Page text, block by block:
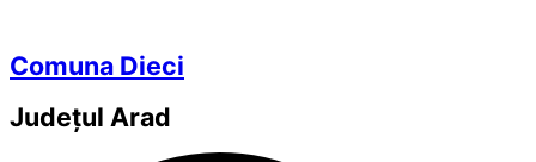
Comuna Dieci
Județul Arad